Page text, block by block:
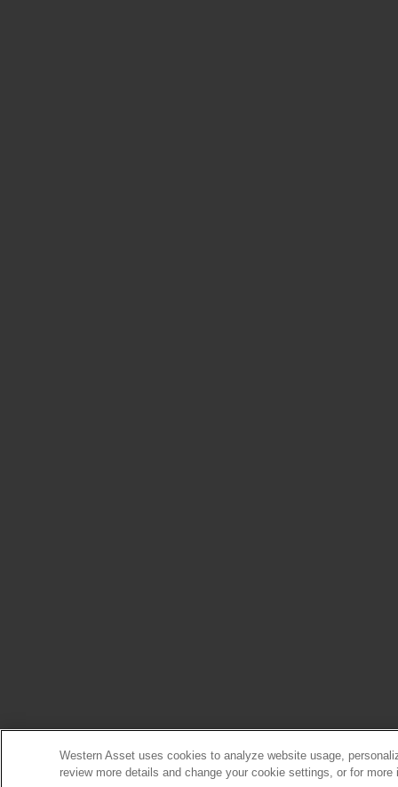
Western Asset uses cookies to analyze website usage,
review more details and change your cookie settings, or for